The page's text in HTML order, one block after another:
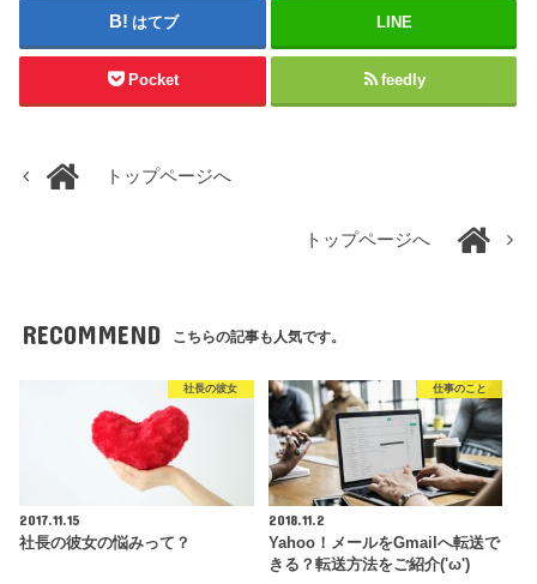
はてブ LINE
Pocket feedly
トップページへ
トップページへ
RECOMMEND こちらの記事も人気です。
社長の彼女
2017.11.15
社長の彼女の悩みって？
仕事のこと
2018.11.2
Yahoo！メールをGmailへ転送で
きる？転送方法をご紹介('ω')